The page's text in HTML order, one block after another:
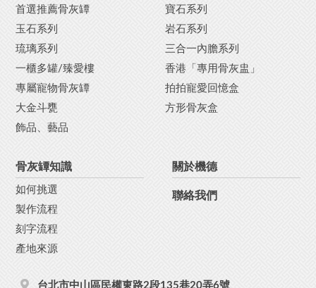
台北市中山區民權東路2段135巷20弄6號
首選推薦骨灰罈
寶石系列
玉石系列
岩石系列
琉璃系列
三合一內膽系列
一櫃多罐/臻愛樓
香港「專用骨灰盅」
專屬寵物骨灰罈
拍拍寵愛回憶盒
大金斗甕
方形骨灰盒
飾品、藝品
骨灰罈知識
如何挑選
製作流程
刻字流程
產地來源
關於機德
聯絡我們